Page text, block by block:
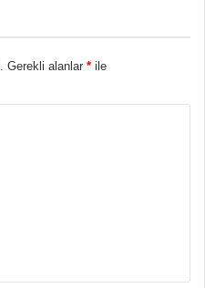
Gerekli alanlar * ile